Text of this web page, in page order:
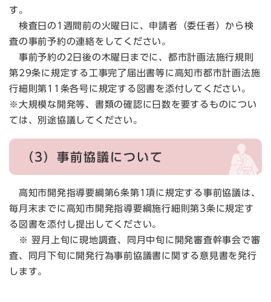
す。
検査日の1週間前の火曜日に、申請者（委任者）から検
査の事前予約の連絡をしてください。
事前予約の2日後の木曜日までに、都市計画法施行規則
第29条に規定する工事完了届出書等に高知市都市計画法施
行細則第11条各号に規定する図書を添付してください。
※大規模な開発等、書類の確認に日数を要するものについ
ては、別途協議してください。
（3）事前協議について
高知市開発指導要綱第6条第1項に規定する事前協議は、
毎月末までに高知市開発指導要綱施行細則第3条に規定す
る図書を添付し提出してください。
※ 翌月上旬に現地調査、同月中旬に開発審査幹事会で審
査、同月下旬に開発行為事前協議書に関する意見書を発行
します。